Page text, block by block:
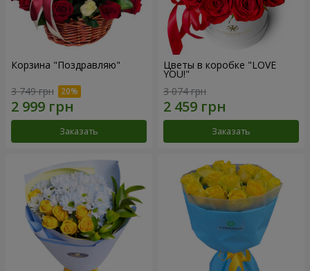
Корзина "Поздравляю"
3 749 грн
Заказать
Цветы в коробке "LOVE
YOU!"
3 074 грн
Заказать